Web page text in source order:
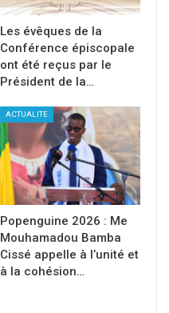
Les évêques de la
Conférence épiscopale
ont été reçus par le
Président de la…
ACTUALITE
Popenguine 2026 : Me
Mouhamadou Bamba
Cissé appelle à l’unité et
à la cohésion…